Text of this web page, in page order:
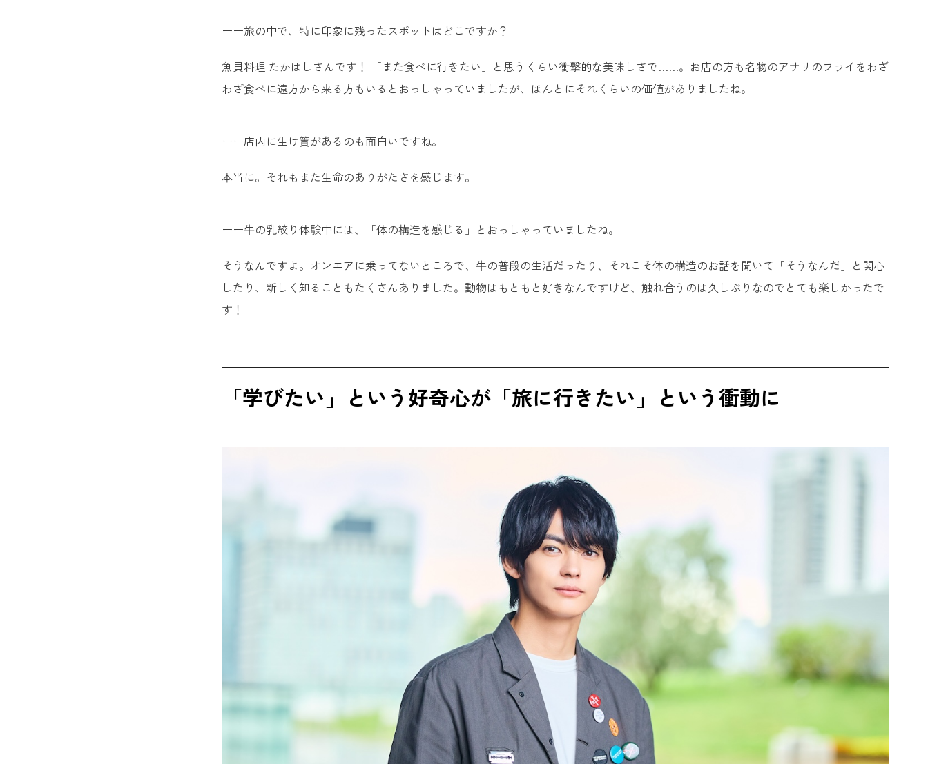
ーー旅の中で、特に印象に残ったスポットはどこですか？
魚貝料理 たかはしさんです！ 「また食べに行きたい」と思うくらい衝撃的な美味しさで……。お店の方も名物のアサリのフライをわざ
わざ食べに遠方から来る方もいるとおっしゃっていましたが、ほんとにそれくらいの価値がありましたね。
ーー店内に生け簀があるのも面白いですね。
本当に。それもまた生命のありがたさを感じます。
ーー牛の乳絞り体験中には、「体の構造を感じる」とおっしゃっていましたね。
そうなんですよ。オンエアに乗ってないところで、牛の普段の生活だったり、それこそ体の構造のお話を聞いて「そうなんだ」と関心
したり、新しく知ることもたくさんありました。動物はもともと好きなんですけど、触れ合うのは久しぶりなのでとても楽しかったで
す！
「学びたい」という好奇心が「旅に行きたい」という衝動に